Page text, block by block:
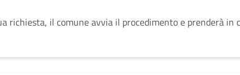
richiesta, il comune avvia il procedimento e prenderà in